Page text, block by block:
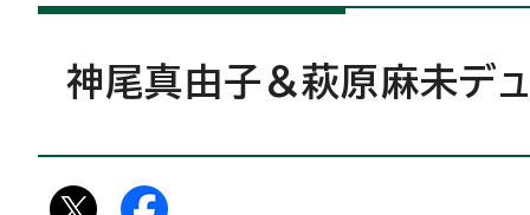
神尾真由子＆萩原麻未デ